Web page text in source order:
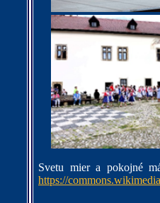
Svetu mier a pokojné
https://